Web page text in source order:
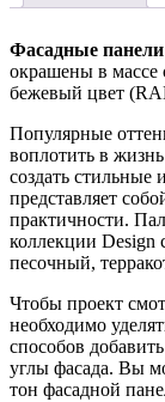
Фасадные
окрашены в массе
бежевый цвет
Популярные
воплотить в
создать
представляет
практичности.
коллекции Design
песочный,
Чтобы проект
необходимо
способов
углы фасада. Вы
тон фасадной